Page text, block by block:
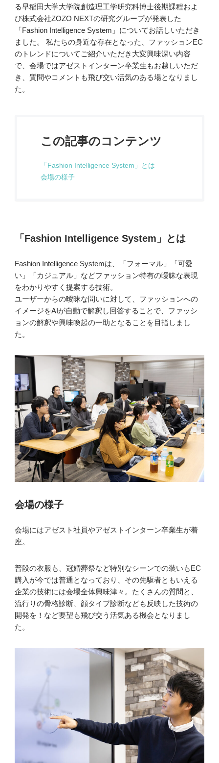
る早稲田大学大学院創造理工学研究科博士後期課程およ
び株式会社ZOZO NEXTの研究グループが発表した
「Fashion Intelligence System」についてお話しいただき
ました。 私たちの身近な存在となった、ファッションEC
のトレンドについてご紹介いただき大変興味深い内容
で、会場ではアゼストインターン卒業生もお越しいただ
き、質問やコメントも飛び交い活気のある場となりまし
た。
この記事のコンテンツ
「Fashion Intelligence System」とは
会場の様子
「Fashion Intelligence System」とは
Fashion Intelligence Systemは、「フォーマル」「可愛
い」「カジュアル」などファッション特有の曖昧な表現
をわかりやすく提案する技術。
ユーザーからの曖昧な問いに対して、ファッションへの
イメージをAIが自動で解釈し回答することで、ファッシ
ョンの解釈や興味喚起の一助となることを目指しまし
た。
会場の様子
会場にはアゼスト社員やアゼストインターン卒業生が着
座。
普段の衣服も、冠婚葬祭など特別なシーンでの装いもEC
購入が今では普通となっており、その先駆者ともいえる
企業の技術には会場全体興味津々。たくさんの質問と、
流行りの骨格診断、顔タイプ診断なども反映した技術の
開発を！など要望も飛び交う活気ある機会となりまし
た。